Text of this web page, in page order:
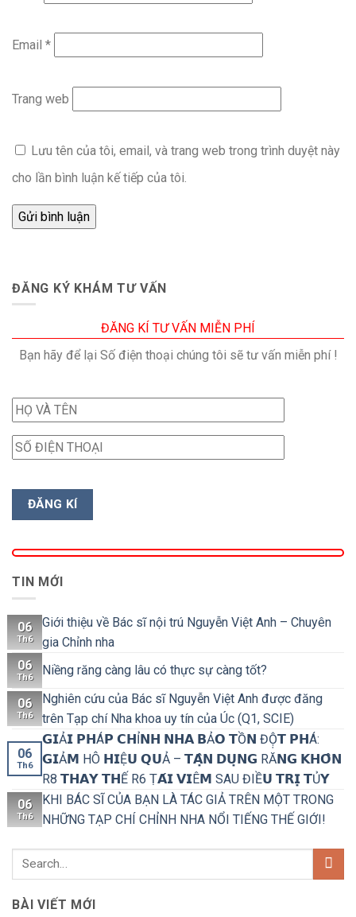
Email *
Trang web
Lưu tên của tôi, email, và trang web trong trình duyệt này
cho lần bình luận kế tiếp của tôi.
ĐĂNG KÝ KHÁM TƯ VẤN
ĐĂNG KÍ TƯ VẤN MIỄN PHÍ
Bạn hãy để lại Số điện thoại chúng tôi sẽ tư vấn miễn phí !
TIN MỚI
06
Th6
Giới thiệu về Bác sĩ nội trú Nguyễn Việt Anh – Chuyên
gia Chỉnh nha
06
Th6 Niềng răng càng lâu có thực sự càng tốt?
06
Th6
Nghiên cứu của Bác sĩ Nguyễn Việt Anh được đăng
trên Tạp chí Nha khoa uy tín của Úc (Q1, SCIE)
06
Th6
𝗚𝗜Ả𝗜 𝗣𝗛Á𝗣 𝗖𝗛Ỉ𝗡𝗛 𝗡𝗛𝗔 𝗕Ả𝗢 𝗧Ồ𝗡 ĐỘ̣𝗧 𝗣𝗛Á:
𝗚𝗜Ả𝗠 HÔ 𝗛𝗜Ệ𝗨 𝗤𝗨Ả – 𝗧𝗔̣̂𝗡 𝗗𝗨̣𝗡𝗚 RĂ𝗡𝗚 𝗞𝗛𝗢̂𝗡
R8 𝗧𝗛𝗔𝗬 𝗧𝗛Ế R6 Ṭ𝗔́𝗜 𝗩𝗜Ê𝗠 SAU ĐIỀ𝗨 𝗧𝗥𝗜̣ 𝗧Ủ𝗬
06
Th6
KHI BÁC SĨ CỦA BẠN LÀ TÁC GIẢ TRÊN MỘT TRONG
NHỮNG TẠP CHÍ CHỈNH NHA NỔI TIẾNG THẾ GIỚI!
BÀI VIẾT MỚI